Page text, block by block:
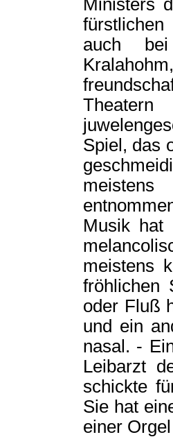
Ministers
auch bei
Spiel, das
Musik hat
meistens
fröhlichen
oder Fluß
und ein
nasal. -
Leibarzt
schickte
Sie hat
einer